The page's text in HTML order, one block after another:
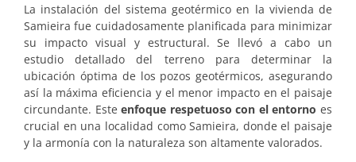
La instalación del sistema geotérmico en la vivienda de
Samieira fue cuidadosamente planificada para minimizar
su impacto visual y estructural. Se llevó a cabo un
estudio detallado del terreno para determinar la
ubicación óptima de los pozos geotérmicos, asegurando
así la máxima eficiencia y el menor impacto en el paisaje
circundante. Esteenfoque respetuoso con el entorno es
crucial en una localidad como Samieira, donde el paisaje
y la armonía con la naturaleza son altamente valorados.